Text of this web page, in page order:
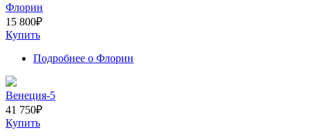
Флорин
15 800₽
Купить
Подробнее о Флорин
Венеция-5
41 750₽
Купить